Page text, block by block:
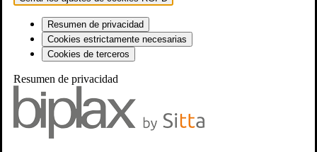
Resumen de privacidad
Cookies estrictamente necesarias
Cookies de terceros
Resumen de privacidad